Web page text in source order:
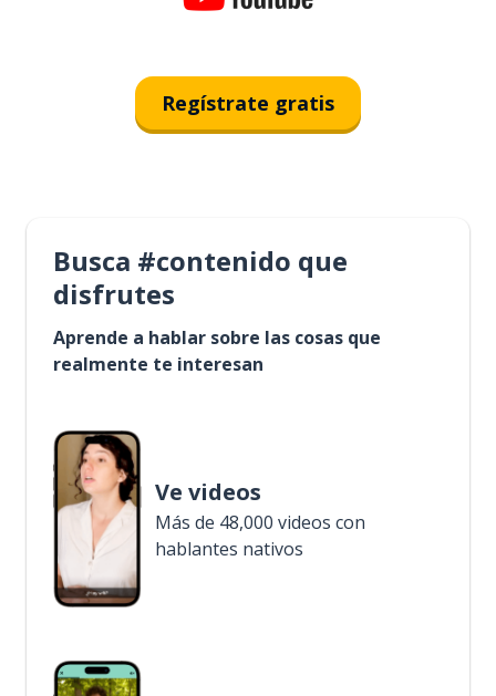
Regístrate gratis
Busca #contenido que
disfrutes
Aprende a hablar sobre las cosas que
realmente te interesan
Ve videos
Más de 48,000 videos con
hablantes nativos